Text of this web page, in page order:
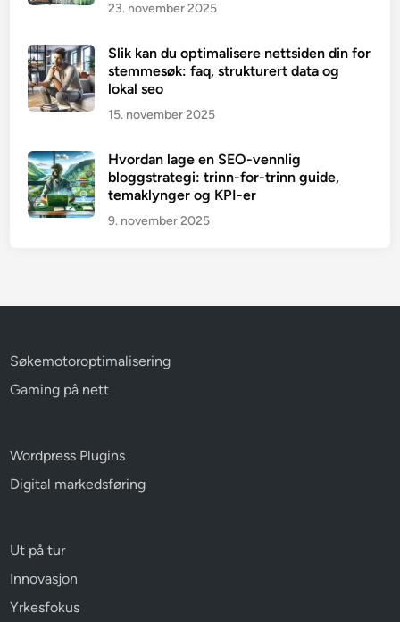
23. november 2025
Slik kan du optimalisere nettsiden din for
stemmesøk: faq, strukturert data og
lokal seo
15. november 2025
Hvordan lage en SEO-vennlig
bloggstrategi: trinn-for-trinn guide,
temaklynger og KPI-er
9. november 2025
Søkemotoroptimalisering
Gaming på nett
Wordpress Plugins
Digital markedsføring
Ut på tur
Innovasjon
Yrkesfokus